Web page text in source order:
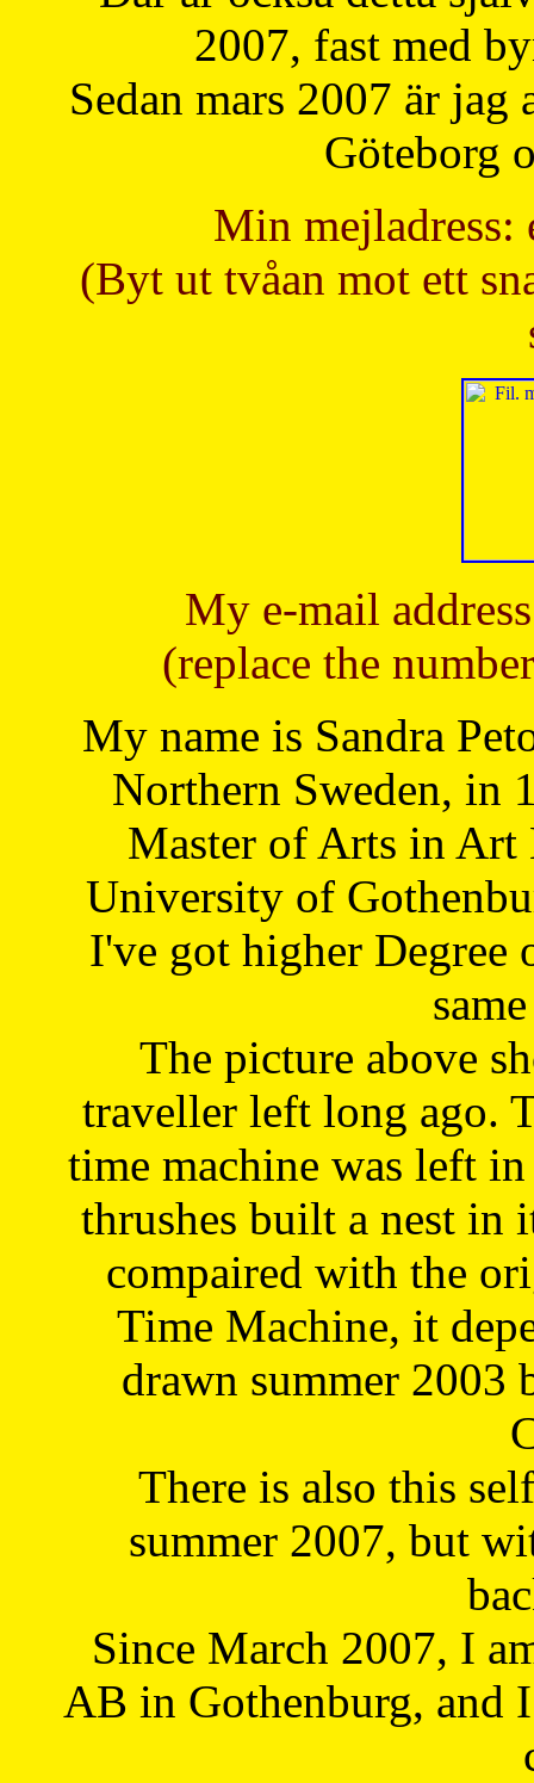
2007, fast med
Sedan mars 2007 är
Göteborg
Min mejladress:
(Byt ut tvåan mot ett
My e-mail
(replace the
My name is Sandra
Northern Sweden, in
Master of Arts in Art
University of
I've got higher Degree
The picture above
traveller left long ago.
time machine was left
thrushes built a nest in
compaired with the
Time Machine, it
drawn summer 2003
There is also this
summer 2007, but
Since March 2007, I
AB in Gothenburg, and